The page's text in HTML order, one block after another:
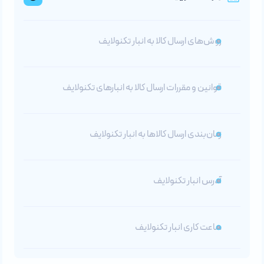
روش‌های ارسال کالا به انبار تکنولایف
قوانین و مقررات ارسال کالا به انبارهای تکنولایف
زمان‌بندی ارسال کالاها به انبار تکنولایف
آدرس انبار تکنولایف
ساعت کاری انبار تکنولایف